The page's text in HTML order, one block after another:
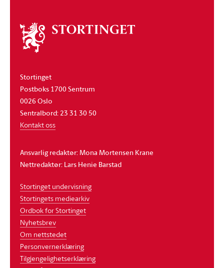
Om
stortinget
Stortinget
Postboks 1700 Sentrum
0026 Oslo
Sentralbord: 23 31 30 50
Kontakt oss
Ansvarlig redaktør: Mona Mortensen Krane
Nettredaktør: Lars Henie Barstad
Stortinget undervisning
Stortingets mediearkiv
Ordbok for Stortinget
Nyhetsbrev
Om nettstedet
Personvernerklæring
Tilgjengelighetserklæring